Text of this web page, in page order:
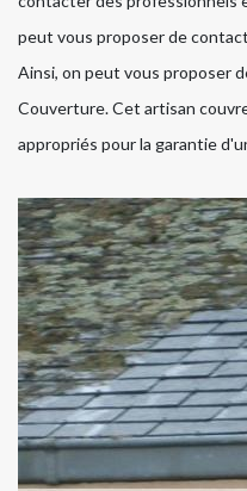
peut vous proposer de
Ainsi, on peut vous proposer
Couverture. Cet artisan
appropriés pour la garantie